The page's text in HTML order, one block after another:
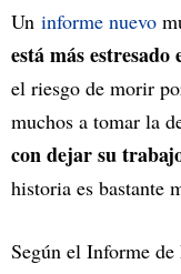
Un informe nuevo
está más estresado
el riesgo de morir
muchos a tomar la
con dejar su
historia es bastante
Según el Informe